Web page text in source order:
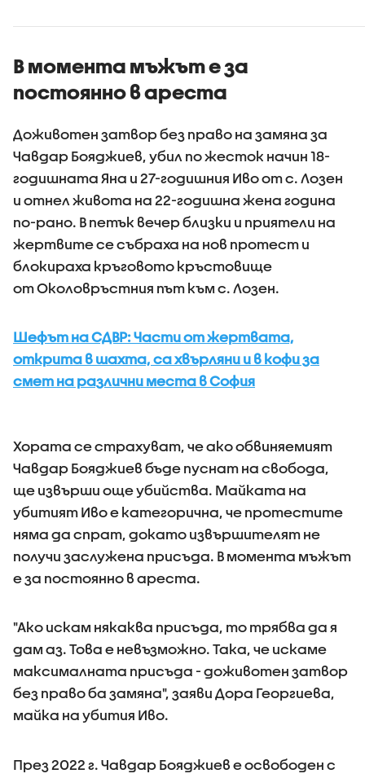
случаят
В момента мъжът е за
постоянно в ареста
Доживотен затвор без право на замяна за
Чавдар Бояджиев, убил по жесток начин 18-
годишната Яна и 27-годишния Иво от с. Лозен
и отнел живота на 22-годишна жена година
по-рано. В петък вечер близки и приятели на
жертвите се събраха на нов протест и
блокираха кръговото кръстовище
от Околовръстния път към с. Лозен.
Шефът на СДВР: Части от жертвата,
открита в шахта, са хвърляни и в кофи за
смет на различни места в София
Хората се страхуват, че ако обвиняемият
Чавдар Бояджиев бъде пуснат на свобода,
ще извърши още убийства. Майката на
убитият Иво е категорична, че протестите
няма да спрат, докато извършителят не
получи заслужена присъда. В момента мъжът
е за постоянно в ареста.
"Ако искам някаква присъда, то трябва да я
дам аз. Това е невъзможно. Така, че искаме
максималната присъда - доживотен затвор
без право ба замяна", заяви Дора Георгиева,
майка на убития Иво.
През 2022 г. Чавдар Бояджиев е освободен с